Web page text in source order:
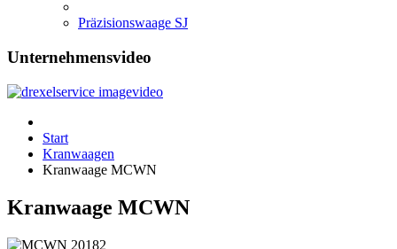
Präzisionswaage SJ
Unternehmensvideo
Start
Kranwaagen
Kranwaage MCWN
Kranwaage MCWN